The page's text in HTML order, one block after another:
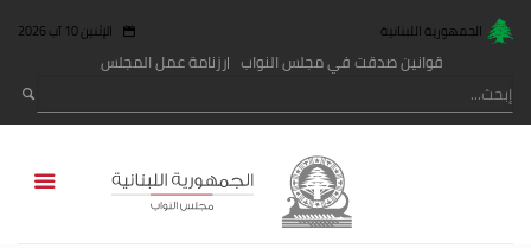
الجمهورية اللبنانية الإثنين 10 آب 2026
قوانين صدقت في مجلس النواب رزنامة عمل المجلس